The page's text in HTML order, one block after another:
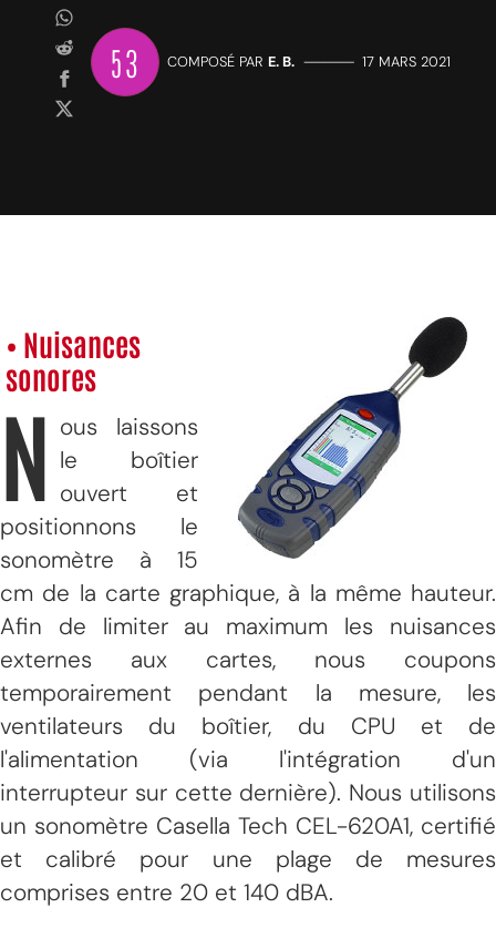
53 COMPOSÉ PAR E. B. ————— 17 MARS 2021
• Nuisances
sonores
N ous laissons
le boîtier
ouvert et
positionnons le
sonomètre à 15
cm de la carte graphique, à la même hauteur.
Afin de limiter au maximum les nuisances
externes aux cartes, nous coupons
temporairement pendant la mesure, les
ventilateurs du boîtier, du CPU et de
l'alimentation (via l'intégration d'un
interrupteur sur cette dernière). Nous utilisons
un sonomètre Casella Tech CEL-620A1, certifié
et calibré pour une plage de mesures
comprises entre 20 et 140 dBA.